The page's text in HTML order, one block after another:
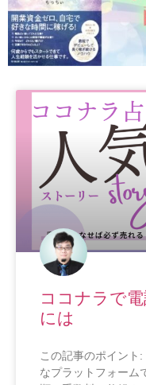
ココナラで
には
この記事のポイント
なプラットフォーム